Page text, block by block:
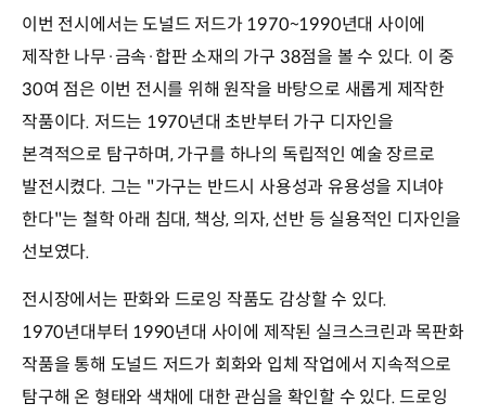
이번 전시에서는 도널드 저드가 1970~1990년대 사이에
제작한 나무·금속·합판 소재의 가구 38점을 볼 수 있다. 이 중
30여 점은 이번 전시를 위해 원작을 바탕으로 새롭게 제작한
작품이다. 저드는 1970년대 초반부터 가구 디자인을
본격적으로 탐구하며, 가구를 하나의 독립적인 예술 장르로
발전시켰다. 그는 "가구는 반드시 사용성과 유용성을 지녀야
한다"는 철학 아래 침대, 책상, 의자, 선반 등 실용적인 디자인을
선보였다.
전시장에서는 판화와 드로잉 작품도 감상할 수 있다.
1970년대부터 1990년대 사이에 제작된 실크스크린과 목판화
작품을 통해 도널드 저드가 회화와 입체 작업에서 지속적으로
탐구해 온 형태와 색채에 대한 관심을 확인할 수 있다. 드로잉